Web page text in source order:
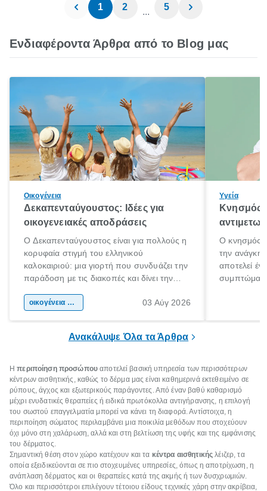
1 2 ... 5
Ενδιαφέροντα Άρθρα από το Blog μας
Οικογένεια
Δεκαπενταύγουστος: Ιδέες για
οικογενειακές αποδράσεις
Ο Δεκαπενταύγουστος είναι για πολλούς η
κορυφαία στιγμή του ελληνικού
καλοκαιριού: μια γιορτή που συνδυάζει την
παράδοση με τις διακοπές και δίνει την
χώρας. Είτε πρόκειται για λίγες μέρες
οικογένεια & παιδί 03 Αύγ 2026
Υγεία
Κνησμός:
Ο κνησμός
την ανάγκη
αποτελεί
Ανακάλυψε Όλα τα Άρθρα
Ηπεριποίηση προσώπουαποτελεί βασική υπηρεσία των περισσότερων
κέντρων αισθητικής, καθώς το δέρμα μας είναι καθημερινά εκτεθειμένο σε
ρύπους, άγχος και εξωτερικούς παράγοντες. Από έναν βαθύ καθαρισμό
μέχρι ενυδατικές θεραπείες ή ειδικά πρωτόκολλα αντιγήρανσης, η επιλογή
του σωστού επαγγελματία μπορεί να κάνει τη διαφορά. Αντίστοιχα, η
περιποίηση σώματος περιλαμβάνει μια ποικιλία μεθόδων που στοχεύουν
όχι μόνο στη χαλάρωση, αλλά και στη βελτίωση της υφής και της εμφάνισης
του δέρματος.
Σημαντική θέση στον χώρο κατέχουν και τα κέντρα αισθητικής λέιζερ, τα
οποία εξειδικεύονται σε πιο στοχευμένες υπηρεσίες, όπως η αποτρίχωση, η
ανάπλαση δέρματος και οι θεραπείες κατά της ακμής ή των δυσχρωμιών.
Όλο και περισσότεροι επιλέγουν τέτοιου είδους τεχνικές χάρη στην ακρίβεια,